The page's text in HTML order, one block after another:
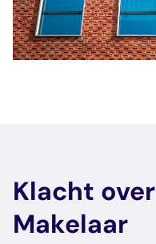
Klacht
Makelaar